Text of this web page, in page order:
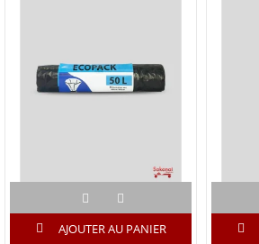
AJOUTER AU PANIER